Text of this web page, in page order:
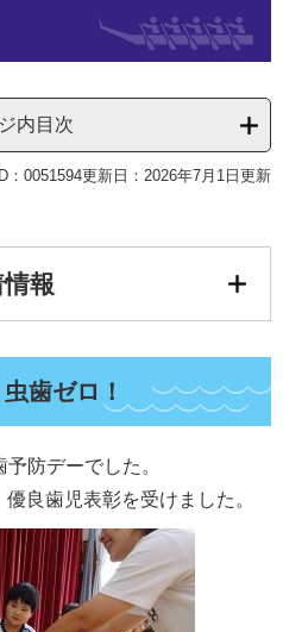
内目次
：0051594更新日：2026年7月1日更新
報
歯ゼロ！
防デーでした。
良歯児表彰を受けました。